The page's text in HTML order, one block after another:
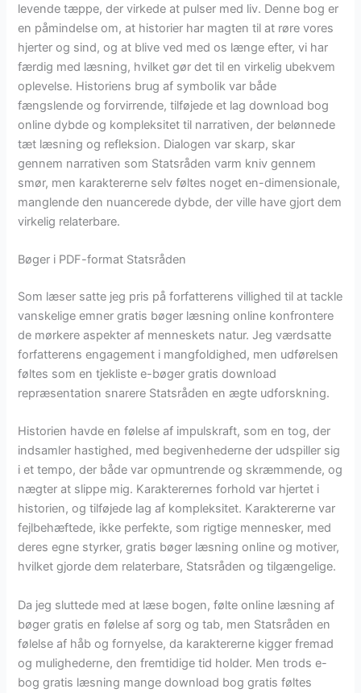
levende tæppe, der virkede at pulser med liv. Denne bog er
en påmindelse om, at historier har magten til at røre vores
hjerter og sind, og at blive ved med os længe efter, vi har
færdig med læsning, hvilket gør det til en virkelig ubekvem
oplevelse. Historiens brug af symbolik var både
fængslende og forvirrende, tilføjede et lag download bog
online dybde og kompleksitet til narrativen, der belønnede
tæt læsning og refleksion. Dialogen var skarp, skar
gennem narrativen som Statsråden varm kniv gennem
smør, men karaktererne selv føltes noget en-dimensionale,
manglende den nuancerede dybde, der ville have gjort dem
virkelig relaterbare.
Bøger i PDF-format Statsråden
Som læser satte jeg pris på forfatterens villighed til at tackle
vanskelige emner gratis bøger læsning online konfrontere
de mørkere aspekter af menneskets natur. Jeg værdsatte
forfatterens engagement i mangfoldighed, men udførelsen
føltes som en tjekliste e-bøger gratis download
repræsentation snarere Statsråden en ægte udforskning.
Historien havde en følelse af impulskraft, som en tog, der
indsamler hastighed, med begivenhederne der udspiller sig
i et tempo, der både var opmuntrende og skræmmende, og
nægter at slippe mig. Karakterernes forhold var hjertet i
historien, og tilføjede lag af kompleksitet. Karaktererne var
fejlbehæftede, ikke perfekte, som rigtige mennesker, med
deres egne styrker, gratis bøger læsning online og motiver,
hvilket gjorde dem relaterbare, Statsråden og tilgængelige.
Da jeg sluttede med at læse bogen, følte online læsning af
bøger gratis en følelse af sorg og tab, men Statsråden en
følelse af håb og fornyelse, da karaktererne kigger fremad
og mulighederne, den fremtidige tid holder. Men trods e-
bog gratis læsning mange download bog gratis føltes